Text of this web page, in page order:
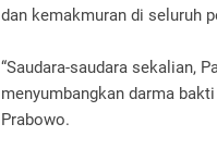
dan kemakmuran di seluruh
“Saudara-saudara sekalian,
menyumbangkan darma
Prabowo.